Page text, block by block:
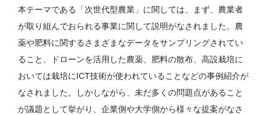
本テーマである「次世代型農業」に関しては、まず、農業者
が取り組んでおられる事業に関して説明がなされました。農
薬や肥料に関するさまざまなデータをサンプリングされてい
ること、ドローンを活用した農薬、肥料の散布、高設栽培に
おいては栽培にICT技術が使われていることなどの事例紹介が
なされました。しかしながら、未だ多くの問題点があること
が議題として挙がり、企業側や大学側から様々な提案がなさ